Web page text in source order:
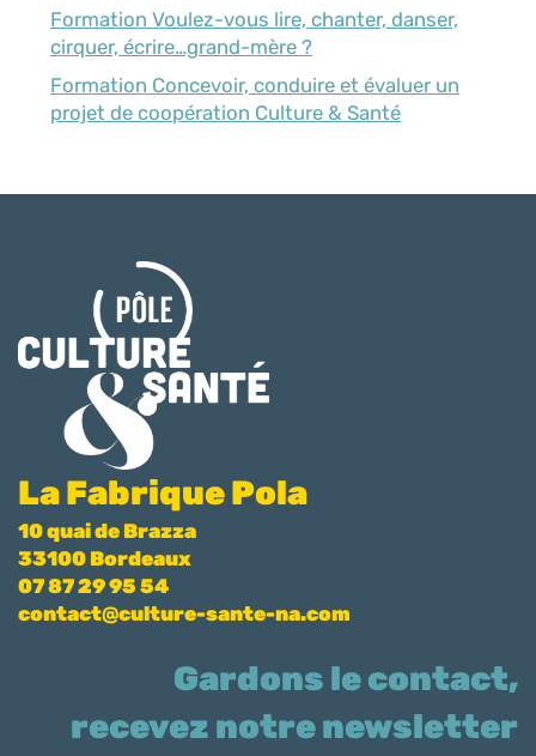
Formation Voulez-vous lire, chanter, danser,
cirquer, écrire…grand-mère ?
Formation Concevoir, conduire et évaluer un
projet de coopération Culture & Santé
La Fabrique Pola
10 quai de Brazza
33100 Bordeaux
07 87 29 95 54
contact@culture-sante-na.com
Gardons le contact,
recevez notre newsletter